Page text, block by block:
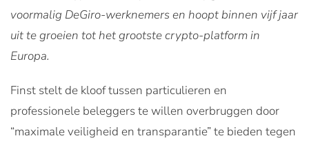
voormalig DeGiro-werknemers en hoopt binnen vijf jaar
uit te groeien tot het grootste crypto-platform in
Europa.
Finst stelt de kloof tussen particulieren en
professionele beleggers te willen overbruggen door
“maximale veiligheid en transparantie” te bieden tegen